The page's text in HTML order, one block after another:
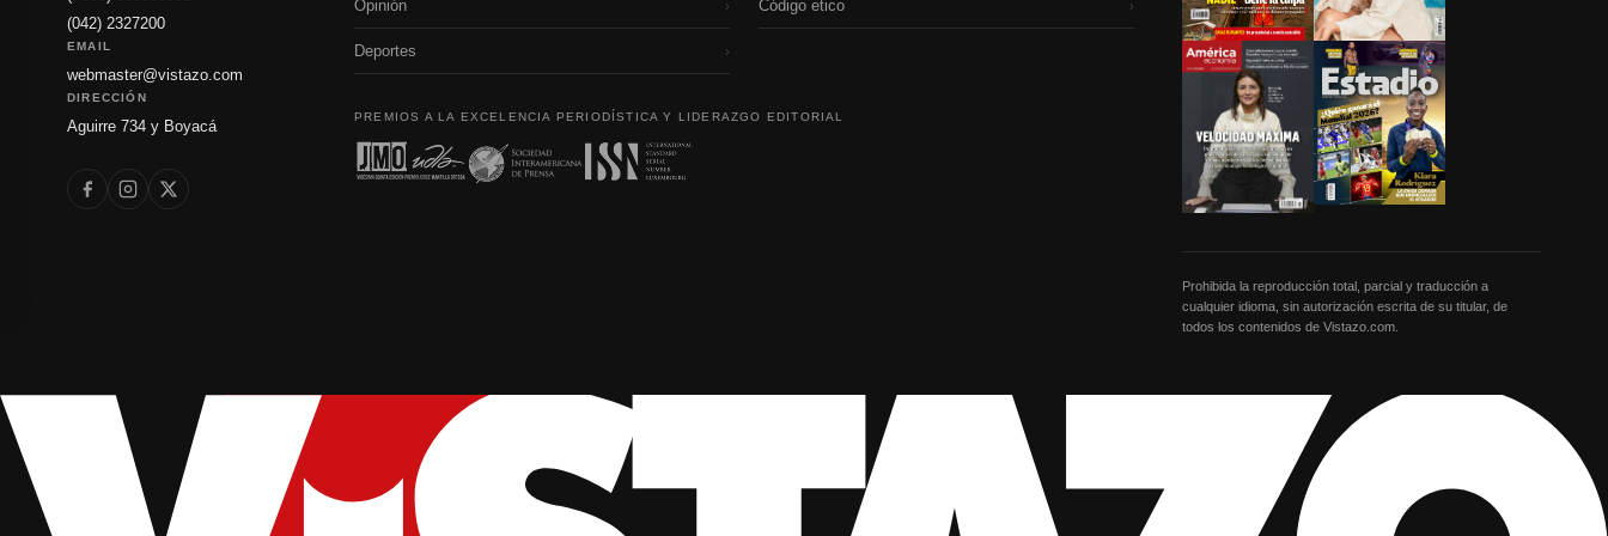
(042) 2327200
EMAIL
webmaster@vistazo.com
DIRECCIÓN
Aguirre 734 y Boyacá
Opinión ›
Deportes ›
Código etico ›
PREMIOS A LA EXCELENCIA PERIODÍSTICA Y LIDERAZGO EDITORIAL
Prohibida la reproducción total, parcial y traducción a
cualquier idioma, sin autorización escrita de su titular, de
todos los contenidos de Vistazo.com.